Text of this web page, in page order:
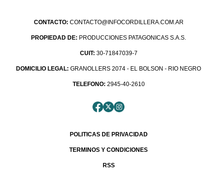
CONTACTO: CONTACTO@INFOCORDILLERA.COM.AR
PROPIEDAD DE: PRODUCCIONES PATAGONICAS S.A.S.
CUIT: 30-71847039-7
DOMICILIO LEGAL: GRANOLLERS 2074 - EL BOLSON - RIO NEGRO
TELEFONO: 2945-40-2610
POLITICAS DE PRIVACIDAD
TERMINOS Y CONDICIONES
RSS